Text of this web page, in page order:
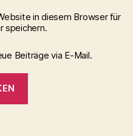
in diesem Browser für
speichern.
Beiträge via E-Mail.